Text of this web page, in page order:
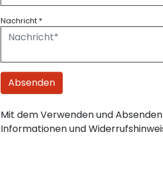
Nachricht *
Absenden
Mit dem Verwenden und
Informationen und